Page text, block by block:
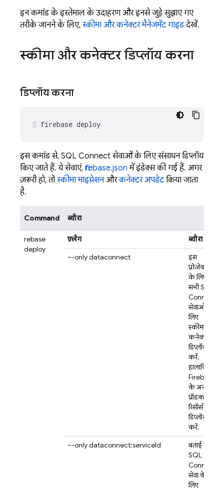
इन कमांड के इस्तेमाल के उदाहरण और इनसे जुड़े सुझाए गए
तरीके जानने के लिए, स्कीमा और कनेक्टर मैनेजमेंट गाइडदेखें.
स्कीमा और कनेक्टर डिप्लॉय करना
डिप्लॉय करना
firebase deploy
इस कमांड से, SQL Connectसेवाओं के लिए संसाधन डिप्लॉय
किए जाते हैं. ये सेवाएं, firebase.json में इंडेक्स की गई हैं. अगर
ज़रूरी हो, तोस्कीमा माइग्रेशनऔरकनेक्टर अपडेटकिया जाता
है.
Command ब्यौरा
firebase
deploy
फ़्लैग
ब्यौरा
–-only dataconnect
इस
प्रोजेक्ट
के लिए,
सभीSQL
Connect
सेवाओं के
लिए
स्कीमा और
कनेक्टर
डिप्लॉय
करें.
हालांकि,
Firebase
के अन्य
प्रॉडक्ट
रिसॉर्स
डिप्लॉय न
करें.
–-only dataconnect:serviceId
बताई गई
SQL
Connect
सेवा के
लिए